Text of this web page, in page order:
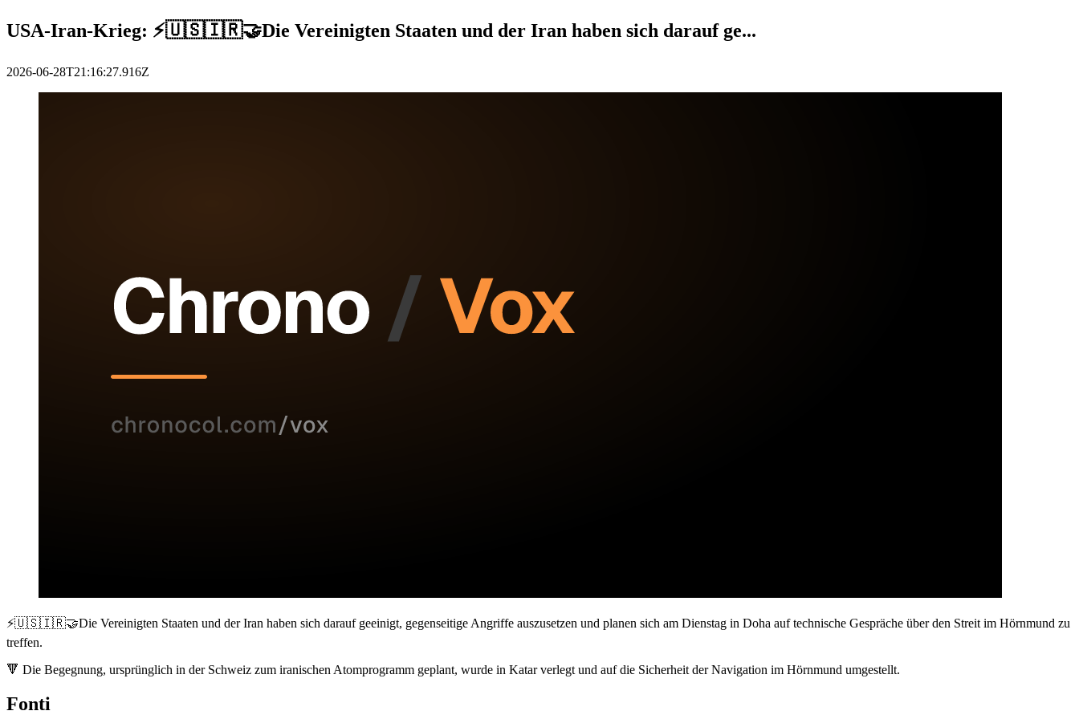
USA-Iran-Krieg: ⚡️🇺🇸🇮🇷🤝Die Vereinigten Staaten und der Iran haben sich darauf ge...
2026-06-28T21:16:27.916Z
⚡️🇺🇸🇮🇷🤝Die Vereinigten Staaten und der Iran haben sich darauf geeinigt, gegenseitige Angriffe auszusetzen und planen sich am Dienstag in Doha auf technische Gespräche über den Streit im Hörnmund zu
treffen.
🔻 Die Begegnung, ursprünglich in der Schweiz zum iranischen Atomprogramm geplant, wurde in Katar verlegt und auf die Sicherheit der Navigation im Hörnmund umgestellt.
Fonti